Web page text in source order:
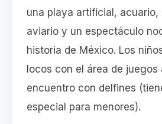
una playa artificial, acuario,
aviario y un espectáculo
historia de México. Los
locos con el área de juegos
encuentro con delfines
especial para menores).